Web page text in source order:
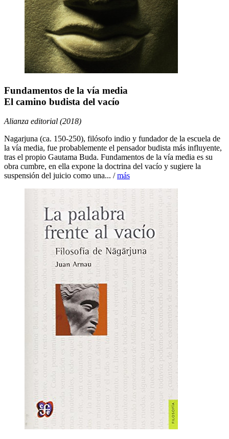
Fundamentos de la vía media
El camino budista del vacío
Alianza editorial (2018)
Nagarjuna (ca. 150-250), filósofo indio y fundador de la escuela de
la vía media, fue probablemente el pensador budista más influyente,
tras el propio Gautama Buda. Fundamentos de la vía media es su
obra cumbre, en ella expone la doctrina del vacío y sugiere la
suspensión del juicio como una... /más